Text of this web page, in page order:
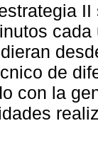
de
con la